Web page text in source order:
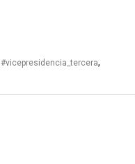
#vicepresidencia_tercera,